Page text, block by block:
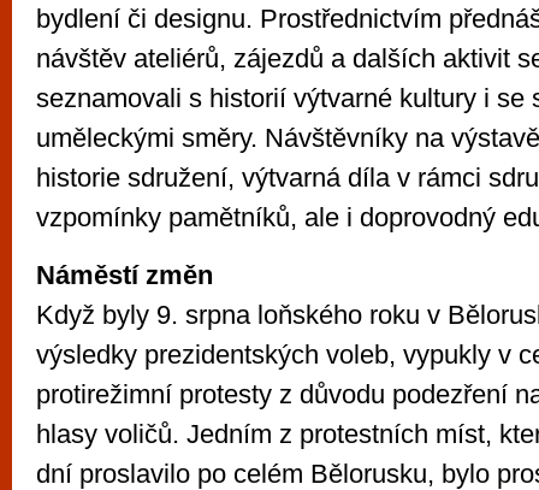
bydlení či designu. Prostřednictvím
návštěv ateliérů, zájezdů a dalších aktivit
seznamovali s historií výtvarné kultury i se
uměleckými směry. Návštěvníky na
historie sdružení, výtvarná díla v rámci
vzpomínky pamětníků, ale i doprovodný
Náměstí změn
Když byly 9. srpna loňského roku v
výsledky prezidentských voleb, vypukly v
protirežimní protesty z důvodu podezření
hlasy voličů. Jedním z protestních míst,
dní proslavilo po celém Bělorusku, bylo